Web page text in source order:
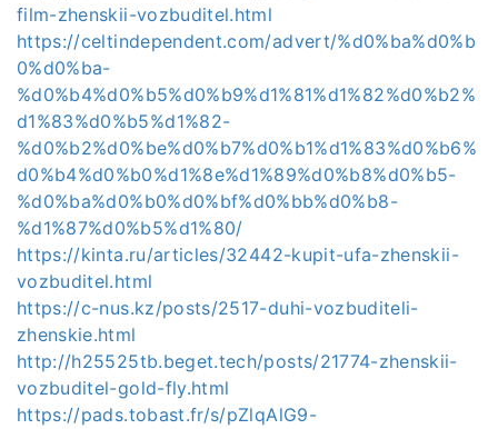
film-zhenskii-vozbuditel.html
https://celtindependent.com/advert/%d0%ba%d0%b
0%d0%ba-
%d0%b4%d0%b5%d0%b9%d1%81%d1%82%d0%b2%
d1%83%d0%b5%d1%82-
%d0%b2%d0%be%d0%b7%d0%b1%d1%83%d0%b6%
d0%b4%d0%b0%d1%8e%d1%89%d0%b8%d0%b5-
%d0%ba%d0%b0%d0%bf%d0%bb%d0%b8-
%d1%87%d0%b5%d1%80/
https://kinta.ru/articles/32442-kupit-ufa-zhenskii-
vozbuditel.html
https://c-nus.kz/posts/2517-duhi-vozbuditeli-
zhenskie.html
http://h25525tb.beget.tech/posts/21774-zhenskii-
vozbuditel-gold-fly.html
https://pads.tobast.fr/s/pZlqAlG9-